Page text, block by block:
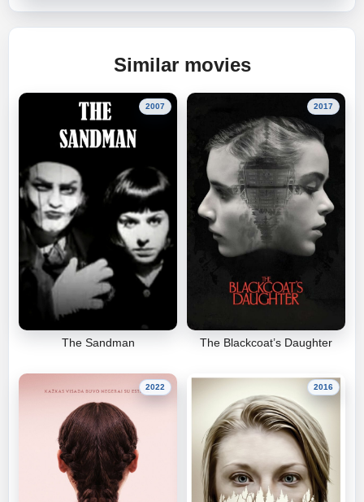
Similar movies
2007
The Sandman
2017
The Blackcoat’s Daughter
2022 2016